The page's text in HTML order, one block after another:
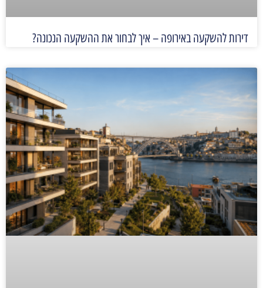
דירות להשקעה באירופה – איך לבחור את ההשקעה הנכונה?